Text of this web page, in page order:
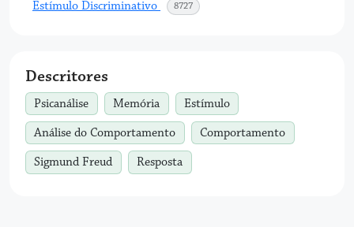
Estímulo Discriminativo 8727acessos
Descritores
Psicanálise Memória Estímulo
Análise do Comportamento Comportamento
Sigmund Freud Resposta